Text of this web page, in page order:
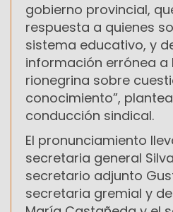
gobierno provincial,
respuesta a quienes
sistema educativo, y
información errónea a
rionegrina sobre
conocimiento”,
conducción sindical.
El pronunciamiento
secretaria general
secretario adjunto
secretaria gremial y